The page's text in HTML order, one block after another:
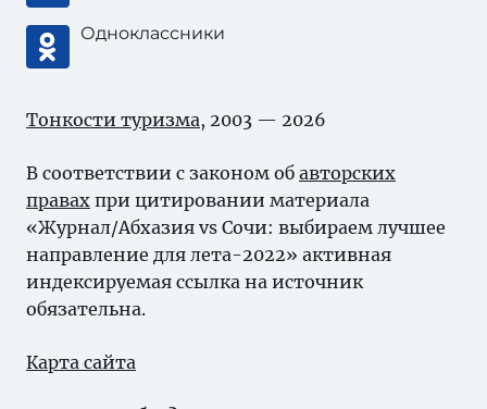
Одноклассники
Тонкости туризма, 2003 — 2026
В соответствии с законом об авторских
правах при цитировании материала
«Журнал/Абхазия vs Сочи: выбираем лучшее
направление для лета-2022» активная
индексируемая ссылка на источник
обязательна.
Карта сайта